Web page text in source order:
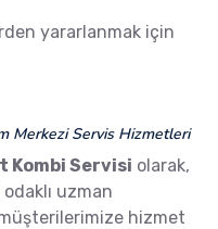
yararlanmak için
Merkezi Servis Hizmetleri
Kombi Servisi olarak,
uzman
hizmet